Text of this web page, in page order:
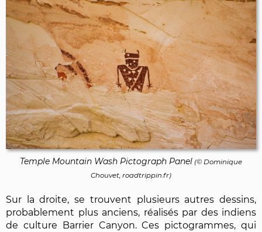
Temple Mountain Wash Pictograph Panel (© Dominique
Chouvet, roadtrippin.fr)
Sur la droite, se trouvent plusieurs autres dessins,
probablement plus anciens, réalisés par des indiens
de culture Barrier Canyon. Ces pictogrammes, qui